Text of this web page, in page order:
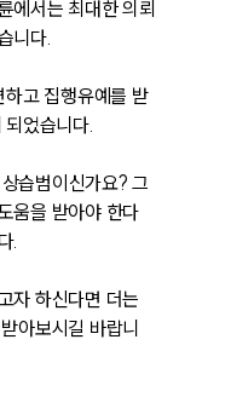
에서는 최대한 의뢰
니다.
고 집행유예를 받
었습니다.
습범이신가요? 그
움을 받아야 한다
.
자 하신다면 더는
아보시길 바랍니